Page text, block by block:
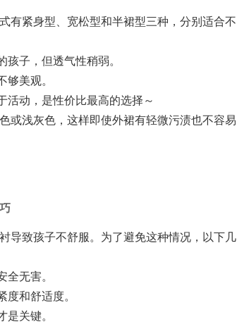
有紧身型、宽松型和半裙型三种，分别适合不
子，但透气性稍弱。
够美观。
活动，是性价比最高的选择～
或浅灰色，这样即使外裙有轻微污渍也不容易
导致孩子不舒服。为了避免这种情况，以下几
全无害。
和舒适度。
是关键。